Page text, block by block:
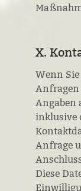
X.
Wenn
Anfragen
Angaben
inklusive
Anfrage
Diese